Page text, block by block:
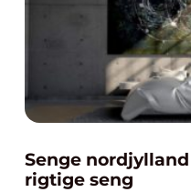
Senge nordjylland sådan vælger du den
rigtige seng